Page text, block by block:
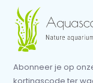
Abonneer je op
kortingscode ter